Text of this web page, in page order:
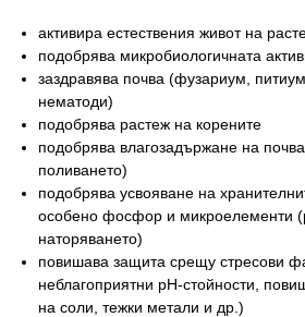
активира естествения живот на
подобрява микробиологичната
заздравява почва (фузариум,
нематоди)
подобрява растеж на корените
подобрява влагозадържане на
поливането)
подобрява усвояване на
особено фосфор и микроелементи
наторяването)
повишава защита срещу стресови
неблагоприятни pH-стойности,
на соли, тежки метали и др.)